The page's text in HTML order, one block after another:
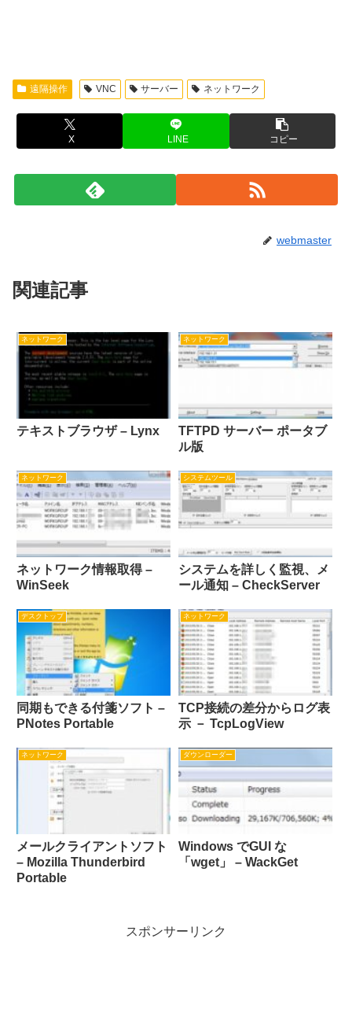
遠隔操作 VNC サーバー ネットワーク
X LINE コピー
webmaster
関連記事
ネットワーク
テキストブラウザ – Lynx
ネットワーク
TFTPD サーバー ポータブ
ル版
ネットワーク
ネットワーク情報取得 –
WinSeek
システムツール
システムを詳しく監視、メ
ール通知 – CheckServer
デスクトップ
同期もできる付箋ソフト –
PNotes Portable
ネットワーク
TCP接続の差分からログ表
示 － TcpLogView
ネットワーク
メールクライアントソフト
– Mozilla Thunderbird
Portable
ダウンローダー
Windows でGUI な
「wget」 – WackGet
スポンサーリンク